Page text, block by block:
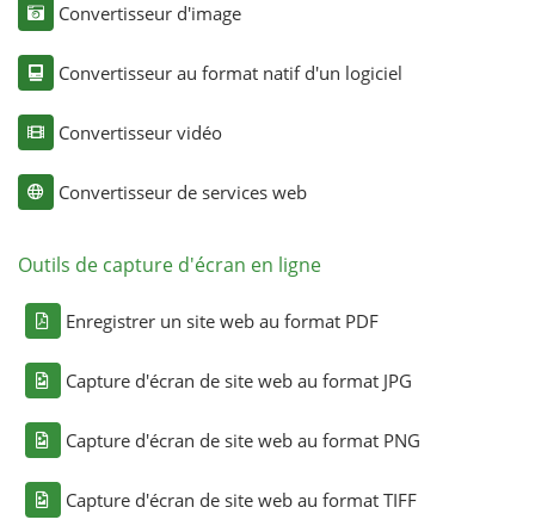
Convertisseur d'image
Convertisseur au format natif d'un logiciel
Convertisseur vidéo
Convertisseur de services web
Outils de capture d'écran en ligne
Enregistrer un site web au format PDF
Capture d'écran de site web au format JPG
Capture d'écran de site web au format PNG
Capture d'écran de site web au format TIFF